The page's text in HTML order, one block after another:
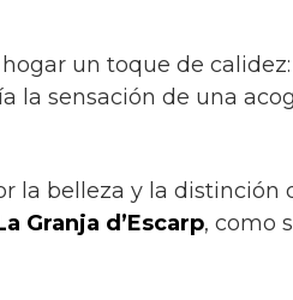
un toque de
la sensación de una
la belleza y la
Granja d’Escarp, como